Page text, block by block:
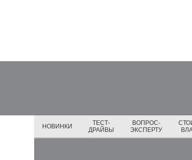
НОВИНКИ
ТЕСТ-
ДРАЙВЫ
ВОПРОС-
ЭКСПЕРТУ